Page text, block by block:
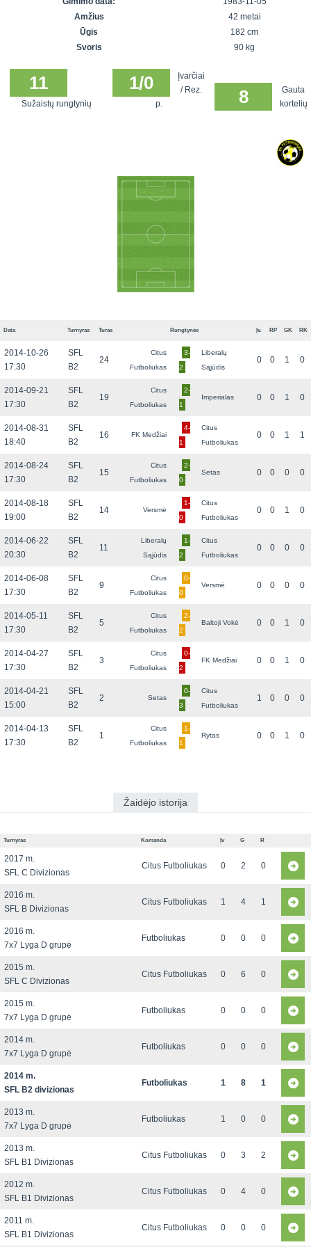
SFL rudens
Snaigės taurė
čempionatas
Vilnius
Amžius
42 metai
Ūgis
182 cm
Svoris
90 kg
11
Sužaistų rungtynių
1/0
Įvarčiai
/ Rez.
p.
8
Gauta
kortelių
Data Turnyras Turas Rungtynės Įv. RP GK RK
2014-10-26
17:30
SFL
B2
24
Citus
Futboliukas
3-
2
Liberalų
Sąjūdis
0 0 1 0
2014-09-21
17:30
SFL
B2
19
Citus
Futboliukas
2-
1
Imperialas 0 0 1 0
2014-08-31
18:40
SFL
B2
16 FK Medžiai
4-
1
Citus
Futboliukas
0 0 1 1
2014-08-24
17:30
SFL
B2
15
Citus
Futboliukas
2-
0
Setas 0 0 0 0
2014-08-18
19:00
SFL
B2
14 Versmė
1-
0
Citus
Futboliukas
0 0 1 0
2014-06-22
20:30
SFL
B2
11
Liberalų
Sąjūdis
1-
2
Citus
Futboliukas
0 0 0 0
2014-06-08
17:30
SFL
B2
9
Citus
Futboliukas
0-
0
Versmė 0 0 0 0
2014-05-11
17:30
SFL
B2
5
Citus
Futboliukas
2-
2
Baltoji Vokė 0 0 1 0
2014-04-27
17:30
SFL
B2
3
Citus
Futboliukas
0-
2
FK Medžiai 0 0 1 0
2014-04-21
15:00
SFL
B2
2 Setas
0-
3
Citus
Futboliukas
1 0 0 0
2014-04-13
17:30
SFL
B2
1
Citus
Futboliukas
1-
1
Rytas 0 0 1 0
Žaidėjo istorija
Turnyras Komanda Įv G R
2017 m.
SFL C Divizionas
Citus Futboliukas 0 2 0
2016 m.
SFL B Divizionas
Citus Futboliukas 1 4 1
2016 m.
7x7 Lyga D grupė
Futboliukas 0 0 0
2015 m.
SFL C Divizionas
Citus Futboliukas 0 6 0
2015 m.
7x7 Lyga D grupė
Futboliukas 0 0 0
2014 m.
7x7 Lyga D grupė
Futboliukas 0 0 0
2014 m.
SFL B2 divizionas
Futboliukas 1 8 1
2013 m.
7x7 Lyga D grupė
Futboliukas 1 0 0
2013 m.
SFL B1 Divizionas
Citus Futboliukas 0 3 2
2012 m.
SFL B1 Divizionas
Citus Futboliukas 0 4 0
2011 m.
SFL B1 Divizionas
Citus Futboliukas 0 0 0